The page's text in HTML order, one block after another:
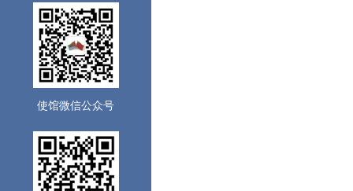
使馆微信公众号